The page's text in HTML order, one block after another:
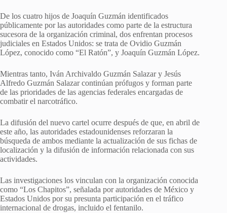
De los cuatro hijos de Joaquín Guzmán identificados
públicamente por las autoridades como parte de la estructura
sucesora de la organización criminal, dos enfrentan procesos
judiciales en Estados Unidos: se trata de Ovidio Guzmán
López, conocido como “El Ratón”, y Joaquín Guzmán López.
Mientras tanto, Iván Archivaldo Guzmán Salazar y Jesús
Alfredo Guzmán Salazar continúan prófugos y forman parte
de las prioridades de las agencias federales encargadas de
combatir el narcotráfico.
La difusión del nuevo cartel ocurre después de que, en abril de
este año, las autoridades estadounidenses reforzaran la
búsqueda de ambos mediante la actualización de sus fichas de
localización y la difusión de información relacionada con sus
actividades.
Las investigaciones los vinculan con la organización conocida
como “Los Chapitos”, señalada por autoridades de México y
Estados Unidos por su presunta participación en el tráfico
internacional de drogas, incluido el fentanilo.